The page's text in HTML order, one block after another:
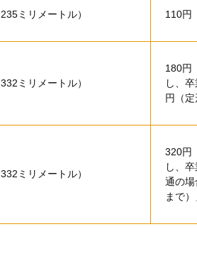
ミリメートル） 110円
ミリメートル）
180円
し、
円（定
ミリメートル）
320円
し、
通の
まで）